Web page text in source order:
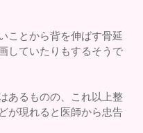
ことから背を伸ばす骨延
していたりもするそうで
あるものの、これ以上整
が現れると医師から忠告